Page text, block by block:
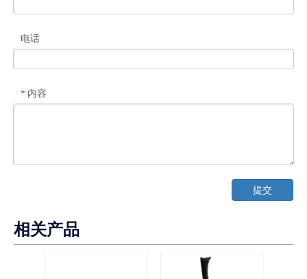
电话
* 内容
提交
相关产品